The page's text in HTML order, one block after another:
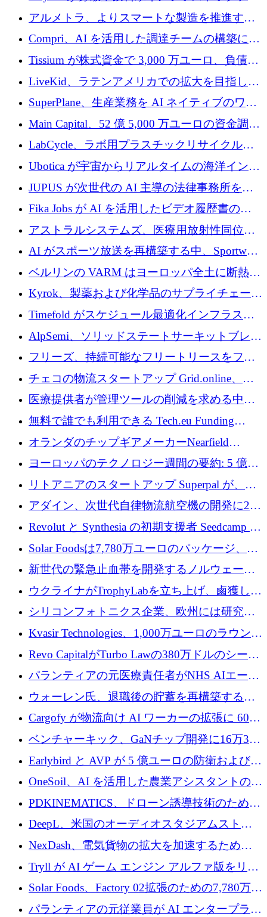
プラットフォームを拡張するために 242 万ユ
ーロを調達
アルメトラ、よりスマートな製造を推進する
ためにシリーズ A で 1,630 万ユーロを確保
Compri、AI を活用した調達チームの構築に
320 万ユーロを確保
Tissium が株式資金で 3,000 万ユーロ、負債で
3,000 万ユーロを調達
LiveKid、ラテンアメリカでの拡大を目指して
Aldea を買収
SuperPlane、生産業務を AI ネイティブのワー
クフロー層に変えるために 260 万ドルを確保
Main Capital、52 億 5,000 万ユーロの資金調達
でエンタープライズ ソフトウェアの開発を倍
LabCycle、ラボ用プラスチックリサイクルシ
ステムを商業化し、焼却廃棄物を削減するた
めに43万ポンドを確保
Ubotica が宇宙からリアルタイムの海洋インテ
リジェンスを拡張するために 1,100 万ドルを
JUPUS が次世代の AI 主導の法律事務所を強
化するために 1,300 万ユーロを調達
Fika Jobs が AI を活用したビデオ履歴書のた
めに 400 万ドルを調達
アストラルシステムズ、医療用放射性同位元
素の世界的な不足に対処するために2,300万ポ
ンドを調達
AI がスポーツ放送を再構築する中、Sportway
が 2,000 万ユーロを調達
ベルリンの VARM はヨーロッパ全土に断熱材
を拡張するために 1,750 万ユーロを投資
Kyrok、製薬および化学品のサプライチェーン
に AI を導入するために 310 万ユーロを確保
Timefold がスケジュール最適化インフラスト
ラクチャを拡張するためにシリーズ A で
1,300 万ドルを調達
AlpSemi、ソリッドステートサーキットブレー
カー技術の進歩のために1,700万ユーロを調達
フリーズ、持続可能なフリートリースをフラ
ンス全土に拡大するために1,300万ユーロを確
保
チェコの物流スタートアップ Grid.online、配
送量が 1 年で 10 倍に増加し、400 万ユーロの
医療提供者が管理ツールの削減を求める中、
a16z が Prosper AI を 3,000 万ドルで支援
無料で誰でも利用できる Tech.eu Funding
Explorer のご紹介
オランダのチップギアメーカーNearfield
Instrumentsが3億8,000万ドルを調達
ヨーロッパのテクノロジー週間の要約: 5 億
8,500 万ユーロを超える 60 以上のテクノロジ
ー資金調達取引
リトアニアのスタートアップ Superpal が、
Slack 内に構築された AI コワーカー プラット
フォームのために 50 万ユーロを調達
アダイン、次世代自律物流航空機の開発に250
万ユーロを確保
Revolut と Synthesia の初期支援者 Seedcamp が
3 億 2,000 万ドルを調達、米国に投資
Solar Foodsは7,780万ユーロのパッケージ、5
億ユーロの防衛および二重用途成長基金EDM
を開始、ヨーロッパのシリコンフォトニクス
に警告
新世代の緊急止血帯を開発するノルウェーの
スタートアップ企業を紹介する
ウクライナがTrophyLabを立ち上げ、鹵獲した
ロシア兵器を戦場の研究開発プラットフォー
ムに変える
シリコンフォトニクス企業、欧州には研究を
商業的に成功させるためのインフラが不足し
Kvasir Technologies、1,000万ユーロのラウンド
で成長を促進
Revo CapitalがTurbo Lawの380万ドルのシード
ラウンドを主導し、訴訟プラットフォームを
パランティアの元医療責任者がNHS AIエージ
ェントの立ち上げに1,000万ポンドを調達
ウォーレン氏、退職後の貯蓄を再構築するた
めに1,000万ユーロを調達
Cargofy が物流向け AI ワーカーの拡張に 600
万ドルを獲得
ベンチャーキック、GaNチップ開発に16万3千
ユーロでMinisaを支援
Earlybird と AVP が 5 億ユーロの防衛および二
重用途の成長基金である E2D を立ち上げる
OneSoil、AI を活用した農業アシスタントの拡
大に​​ 100 万ユーロを確保
PDKINEMATICS、ドローン誘導技術のために
200 万ユーロを調達
DeepL、米国のオーディオスタジアムストリ
ーミング事業Mixhaloを買収
NexDash、電気貨物の拡大を加速するために
EIT Urban Mobilityから250万ユーロを確保
Tryll が AI ゲーム エンジン アルファ版をリリ
ースし、60 万ドルのプレシード資金を確保
Solar Foods、Factory 02拡張のための7,780万ユ
ーロの資金調達パッケージを獲得
パランティアの元従業員が AI エンタープライ